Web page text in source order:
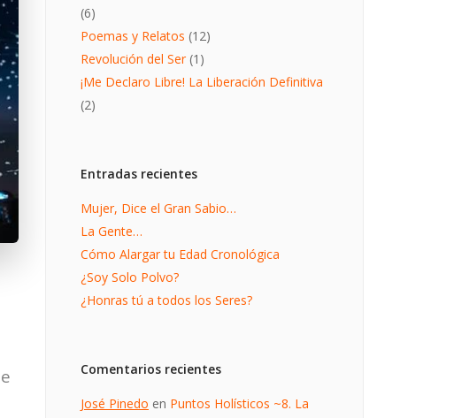
(6)
Poemas y Relatos (12)
Revolución del Ser(1)
¡Me Declaro Libre! La Liberación Definitiva
(2)
Entradas recientes
Mujer, Dice el Gran Sabio…
La Gente…
Cómo Alargar tu Edad Cronológica
¿Soy Solo Polvo?
¿Honras tú a todos los Seres?
Comentarios recientes
José Pinedo en Puntos Holísticos ~8. La